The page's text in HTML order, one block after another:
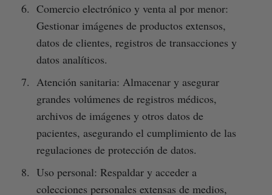
Comercio electrónico y venta al por menor:
Gestionar imágenes de productos extensos,
datos de clientes, registros de transacciones y
datos analíticos.
Atención sanitaria: Almacenar y asegurar
grandes volúmenes de registros médicos,
archivos de imágenes y otros datos de
pacientes, asegurando el cumplimiento de las
regulaciones de protección de datos.
Uso personal: Respaldar y acceder a
colecciones personales extensas de medios,